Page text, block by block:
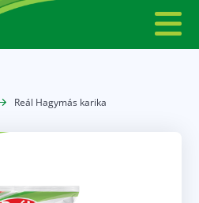
Reál Hagymás karika